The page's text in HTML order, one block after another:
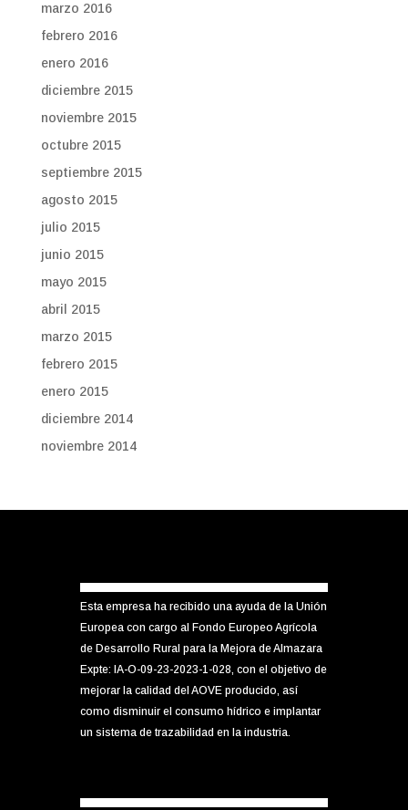
marzo 2016
febrero 2016
enero 2016
diciembre 2015
noviembre 2015
octubre 2015
septiembre 2015
agosto 2015
julio 2015
junio 2015
mayo 2015
abril 2015
marzo 2015
febrero 2015
enero 2015
diciembre 2014
noviembre 2014
Esta empresa ha recibido una ayuda de la Unión
Europea con cargo al Fondo Europeo Agrícola
de Desarrollo Rural para la Mejora de Almazara
Expte: IA-O-09-23-2023-1-028, con el objetivo de
mejorar la calidad del AOVE producido, así
como disminuir el consumo hídrico e implantar
un sistema de trazabilidad en la industria.